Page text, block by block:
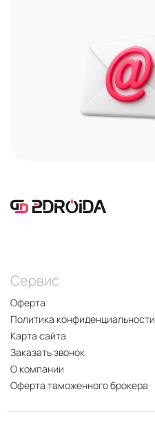
Сервис
Оферта
Политика конфиденциальности
Карта сайта
Заказать звонок
О компании
Оферта таможенного брокера